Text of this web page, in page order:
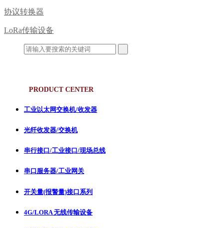
协议转换器
LoRa传输设备
PRODUCT CENTER
工业以太网交换机/收发器
光纤收发器/交换机
串行接口/工业接口/现场总线
串口服务器/工业网关
开关量(报警量)接口系列
4G/LORA 无线传输设备